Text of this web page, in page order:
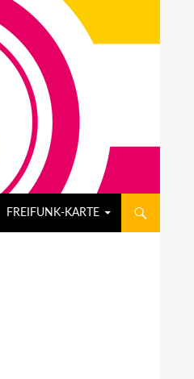
FREIFUNK-KARTE